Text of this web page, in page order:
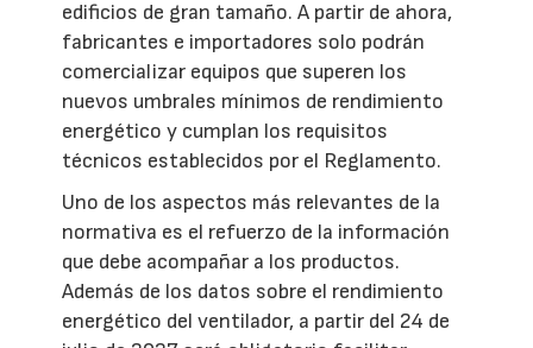
edificios de gran tamaño. A partir de ahora,
fabricantes e importadores solo podrán
comercializar equipos que superen los
nuevos umbrales mínimos de rendimiento
energético y cumplan los requisitos
técnicos establecidos por el Reglamento.
Uno de los aspectos más relevantes de la
normativa es el refuerzo de la información
que debe acompañar a los productos.
Además de los datos sobre el rendimiento
energético del ventilador, a partir del 24 de